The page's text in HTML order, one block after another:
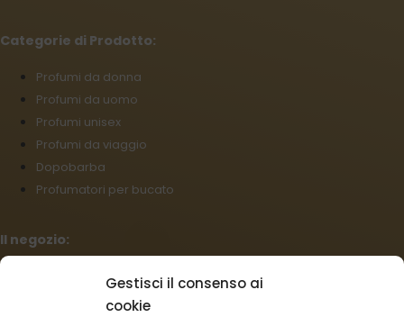
Gestisci il consenso ai
cookie
Categorie di Prodotto:
Profumi da donna
Profumi da uomo
Profumi unisex
Profumi da viaggio
Dopobarba
Profumatori per bucato
Il negozio:
Condizioni commerciali
Regolamento per I reclami